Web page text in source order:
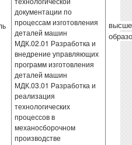
документации по
процессам изготовления
деталей машин
МДК.02.01 Разработка и
внедрение управляющих
программ изготовления
деталей машин
МДК.03.01 Разработка и
реализация
технологических
процессов в
механосборочном
производстве